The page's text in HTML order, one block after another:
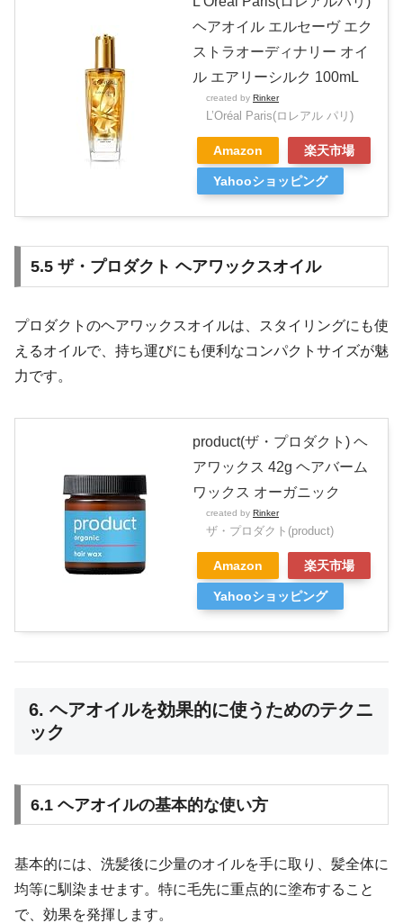
ヘアオイル エルセーヴ エク
ストラオーディナリー オイ
ル エアリーシルク 100mL
created by Rinker
L’Oréal Paris(ロレアル パリ)
Amazon 楽天市場
Yahooショッピング
5.5 ザ・プロダクト ヘアワックスオイル
プロダクトのヘアワックスオイルは、スタイリングにも使
えるオイルで、持ち運びにも便利なコンパクトサイズが魅
力です。
product(ザ・プロダクト) ヘ
アワックス 42g ヘアバーム
ワックス オーガニック
created by Rinker
ザ・プロダクト(product)
Amazon 楽天市場
Yahooショッピング
6. ヘアオイルを効果的に使うためのテクニ
ック
6.1 ヘアオイルの基本的な使い方
基本的には、洗髪後に少量のオイルを手に取り、髪全体に
均等に馴染ませます。特に毛先に重点的に塗布すること
で、効果を発揮します。